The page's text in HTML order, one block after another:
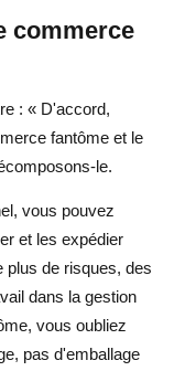
avec le
?
commerce
: « D'accord,
fantôme et le
le.
vous pouvez
et les expédier
plus de risques, des
dans la gestion
vous oubliez
pas d'emballage